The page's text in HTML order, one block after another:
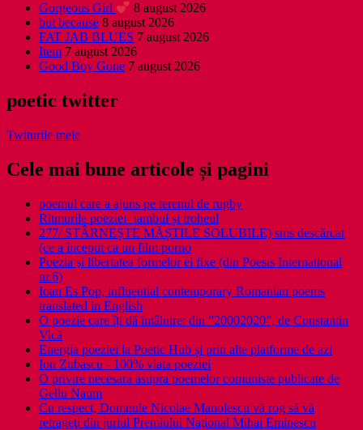
Gorgeous Girl
8 august 2026
but because 8 august 2026
FAT JAB BLUES 7 august 2026
Item 7 august 2026
Good Boy Gone 7 august 2026
poetic twitter
Twiturile mele
Cele mai bune articole și pagini
poemul care a ajuns pe terenul de rugby
Ritmurile poeziei- iambul și troheul
277/ STÂRNEȘTE MĂȘTILE SOLUBILE) sms descărcat
(ce a început ca un film porno
Poezia şi libertatea formelor ei fixe (din Poesis International
nr.6)
Ioan Es Pop, influential contemporary Romanian poems
translated in English
O poezie care îți dă întâlnire: din ”20002020”, de Constantin
Vică
Energia poeziei la Poetic Hub și prin alte platforme de azi
Ion Zubascu - 100% viata poeziei
O privire necesara asupra poemelor comuniste publicate de
Gellu Naum
Cu respect, Domnule Nicolae Manolescu vă rog să vă
retrageţi din juriul Premiului Naţional Mihai Eminescu